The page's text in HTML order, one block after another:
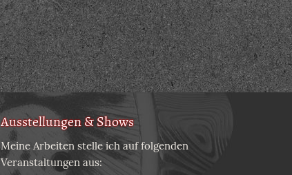
Ausstellungen & Shows
Meine Arbeiten stelle ich auf folgenden
Veranstaltungen aus: